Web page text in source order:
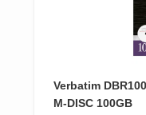
Verbatim
M-DISC 100GB